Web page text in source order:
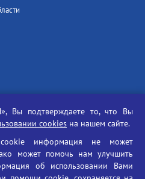
безопасности
РФ
Вы подтверждаете то, что Вы
cookies на нашем сайте.
информация не может
может помочь нам улучшить
об использовании Вами